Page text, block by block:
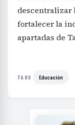
descentralizar
fortalecer la
apartadas de
TAGS Educación